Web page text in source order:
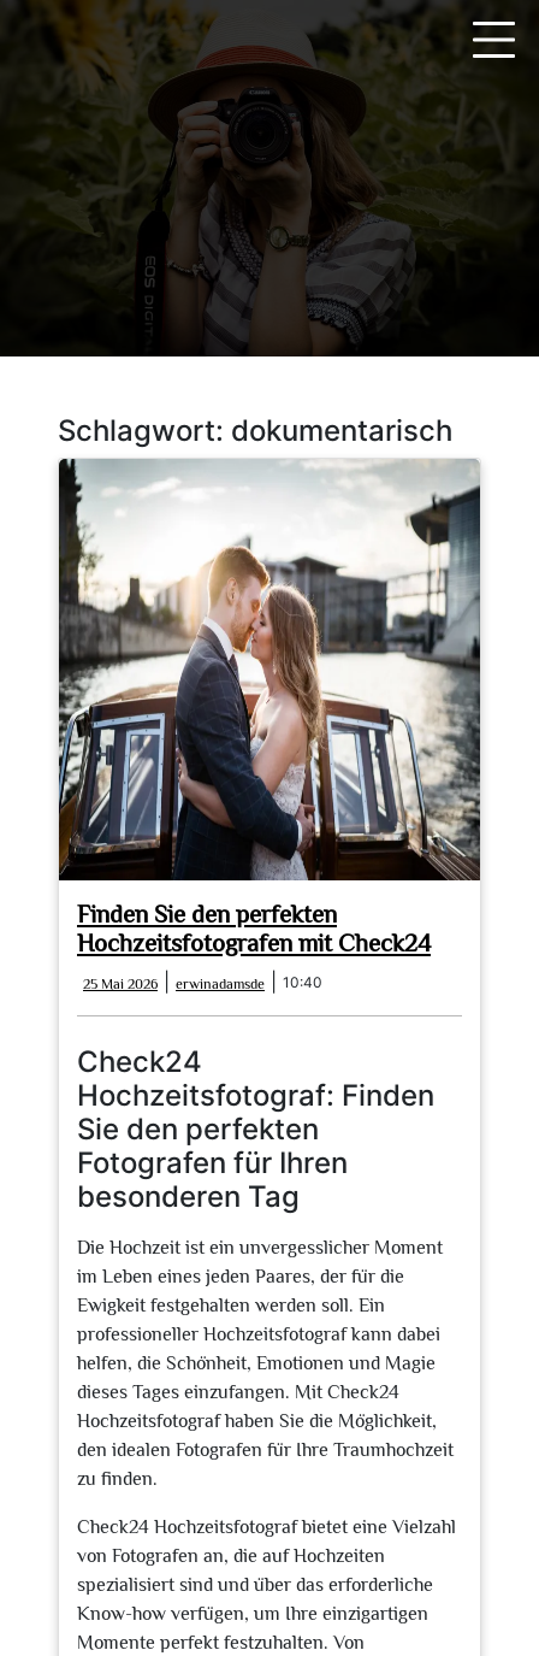
springen
Schlagwort: dokumentarisch
Finden Sie den perfekten
Hochzeitsfotografen mit Check24
25 Mai 2026
Mai
2026
erwinadamsde erwinadamsde
10:40
Check24
Hochzeitsfotograf: Finden
Sie den perfekten
Fotografen für Ihren
besonderen Tag
Die Hochzeit ist ein unvergesslicher Moment
im Leben eines jeden Paares, der für die
Ewigkeit festgehalten werden soll. Ein
professioneller Hochzeitsfotograf kann dabei
helfen, die Schönheit, Emotionen und Magie
dieses Tages einzufangen. Mit Check24
Hochzeitsfotograf haben Sie die Möglichkeit,
den idealen Fotografen für Ihre Traumhochzeit
zu finden.
Check24 Hochzeitsfotograf bietet eine Vielzahl
von Fotografen an, die auf Hochzeiten
spezialisiert sind und über das erforderliche
Know-how verfügen, um Ihre einzigartigen
Momente perfekt festzuhalten. Von